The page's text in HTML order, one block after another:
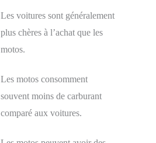
Les voitures sont généralement
plus chères à l’achat que les
motos.
Les motos consomment
souvent moins de carburant
comparé aux voitures.